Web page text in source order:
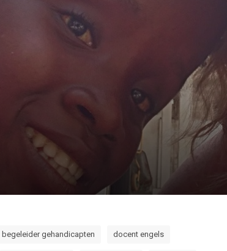
begeleider gehandicapten docent engels